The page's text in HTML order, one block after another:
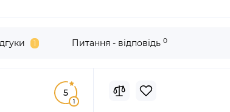
1 Питання - відповідь 0
5
1